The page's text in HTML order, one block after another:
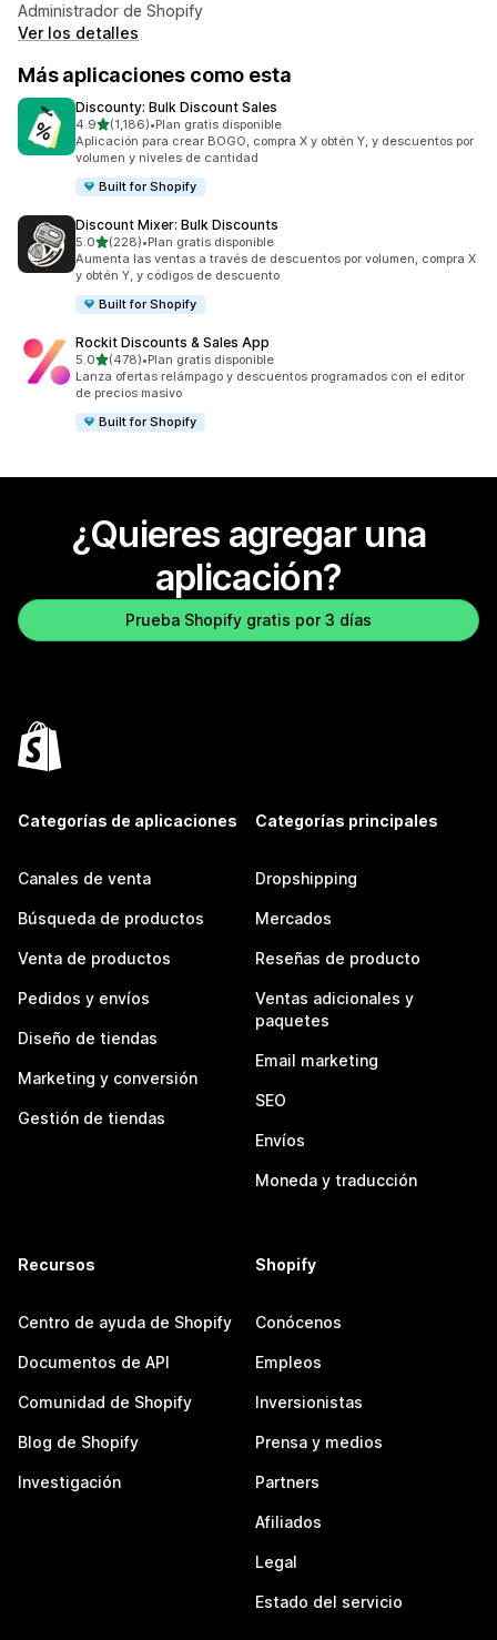
Administrador de Shopify
Ver los detalles
Más aplicaciones como esta
Discounty: Bulk Discount Sales
4.9de 5 estrellas
(1,186)
1186 reseñas en total
•Plan gratis disponible
Aplicación para crear BOGO, compra X y obtén Y, y descuentos por
volumen y niveles de cantidad
Built for Shopify
Discount Mixer: Bulk Discounts
5.0de 5 estrellas
(228)
228 reseñas en total
•Plan gratis disponible
Aumenta las ventas a través de descuentos por volumen, compra X
y obtén Y, y códigos de descuento
Built for Shopify
Rockit Discounts & Sales App
5.0de 5 estrellas
(478)
478 reseñas en total
•Plan gratis disponible
Lanza ofertas relámpago y descuentos programados con el editor
de precios masivo
Built for Shopify
¿Quieres agregar una
aplicación?
Prueba Shopify gratis por 3 días
Categorías de aplicaciones
Canales de venta
Búsqueda de productos
Venta de productos
Pedidos y envíos
Diseño de tiendas
Marketing y conversión
Gestión de tiendas
Categorías principales
Dropshipping
Mercados
Reseñas de producto
Ventas adicionales y
paquetes
Email marketing
SEO
Envíos
Moneda y traducción
Recursos
Centro de ayuda de Shopify
Documentos de API
Comunidad de Shopify
Blog de Shopify
Investigación
Shopify
Conócenos
Empleos
Inversionistas
Prensa y medios
Partners
Afiliados
Legal
Estado del servicio